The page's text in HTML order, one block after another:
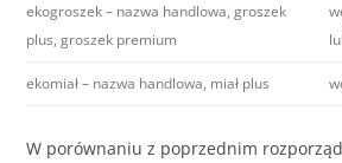
ekogroszek – nazwa handlowa, groszek
plus, groszek premium
ekomiał – nazwa handlowa, miał plus
W porównaniu z poprzednim